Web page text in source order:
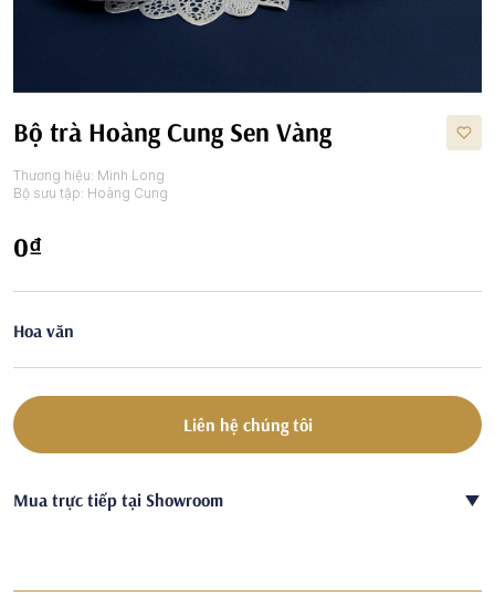
Bộ trà Hoàng Cung Sen Vàng
Thương hiệu: Minh Long
Bộ sưu tập: Hoàng Cung
0₫
Hoa văn
Liên hệ chúng tôi
Mua trực tiếp tại Showroom